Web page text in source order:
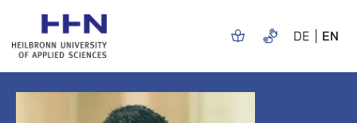
DE EN